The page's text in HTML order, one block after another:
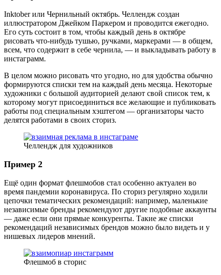
Inktober или Чернильный октябрь. Челлендж создан
иллюстратором Джейком Паркером и проводится ежегодно.
Его суть состоит в том, чтобы каждый день в октябре
рисовать что-нибудь тушью, ручками, маркерами — в общем,
всем, что содержит в себе чернила, — и выкладывать работу в
инстаграмм.
В целом можно рисовать что угодно, но для удобства обычно
формируются списки тем на каждый день месяца. Некоторые
художники с большой аудиторией делают свой список тем, к
которому могут присоединиться все желающие и публиковать
работы под специальным хэштегом — организаторы часто
делятся работами в своих сториз.
Челлендж для художников
Пример 2
Ещё один формат флешмобов стал особенно актуален во
время пандемии коронавируса. По сториз регулярно ходили
цепочки тематических рекомендаций: например, маленькие
независимые бренды рекомендуют другие подобные аккаунты
— даже если они прямые конкуренты. Такие же списки
рекомендаций независимых брендов можно было видеть и у
нишевых лидеров мнений.
Флешмоб в сторис